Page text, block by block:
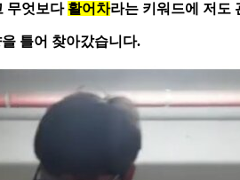
무엇보다 활어차라는 키워드에 저도
틀어 찾아갔습니다.